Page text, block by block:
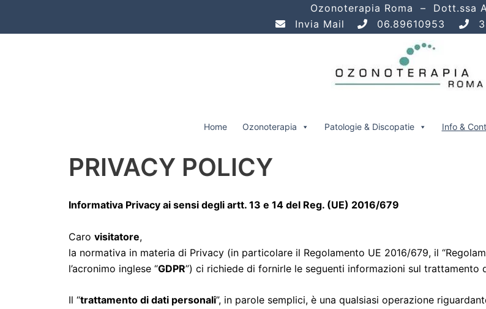
Ozonoterapia Roma – Dott.ssa
Invia Mail
06.89610953
Home Ozonoterapia Patologie & Discopatie Info &
PRIVACY POLICY
Informativa Privacy ai sensi degli artt. 13 e 14 del Reg. (UE) 2016/679
Caro visitatore,
la normativa in materia di Privacy (in particolare il Regolamento UE 2016/679, il
l’acronimo inglese “GDPR”) ci richiede di fornirle le seguenti informazioni sul trattamento
Il “trattamento di dati personali”, in parole semplici, è una qualsiasi operazione